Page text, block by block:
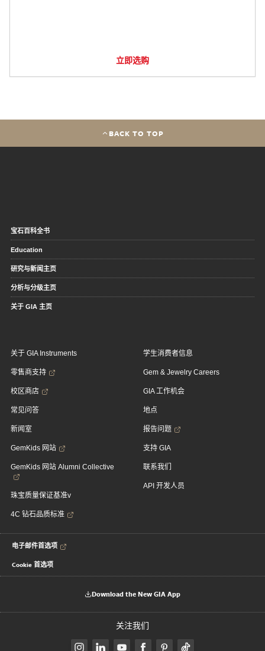
立即选购
BACK TO TOP
宝石百科全书
Education
研究与新闻主页
分析与分级主页
关于 GIA 主页
关于 GIA Instruments
零售商支持
校区商店
常见问答
新闻室
GemKids 网站
GemKids 网站 Alumni Collective
珠宝质量保证基准v
4C 钻石品质标准
学生消费者信息
Gem & Jewelry Careers
GIA 工作机会
地点
报告问题
支持 GIA
联系我们
API 开发人员
电子邮件首选项
Cookie 首选项
Download the New GIA App
关注我们